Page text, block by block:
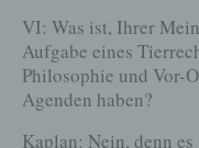
VI: Was ist, Ihrer
Aufgabe eines
Philosophie und Vor-
Agenden haben?
Kaplan: Nein, denn
unserer Internetseite
zur Strafverfolgung
bereitzustellen. Diese
und ferner mit dem Ziel